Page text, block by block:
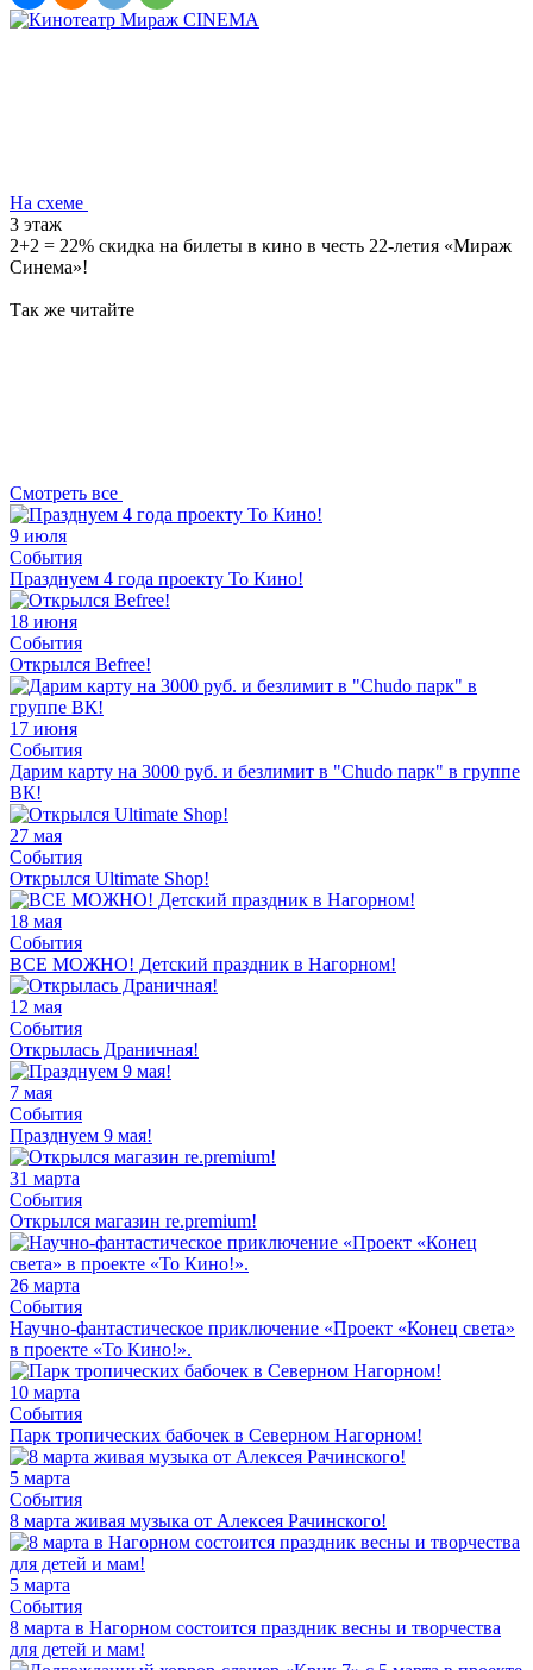
На схеме
3 этаж
2+2 = 22% скидка на билеты в кино в честь 22-летия «Мираж
Синема»!
Так же читайте
Смотреть все
9 июля
События
Празднуем 4 года проекту То Кино!
18 июня
События
Открылся Befree!
17 июня
События
Дарим карту на 3000 руб. и безлимит в "Chudo парк" в группе
ВК!
27 мая
События
Открылся Ultimate Shop!
18 мая
События
ВСЕ МОЖНО! Детский праздник в Нагорном!
12 мая
События
Открылась Драничная!
7 мая
События
Празднуем 9 мая!
31 марта
События
Открылся магазин re.premium!
26 марта
События
Научно-фантастическое приключение «Проект «Конец света»
в проекте «То Кино!».
10 марта
События
Парк тропических бабочек в Северном Нагорном!
5 марта
События
8 марта живая музыка от Алексея Рачинского!
5 марта
События
8 марта в Нагорном состоится праздник весны и творчества
для детей и мам!